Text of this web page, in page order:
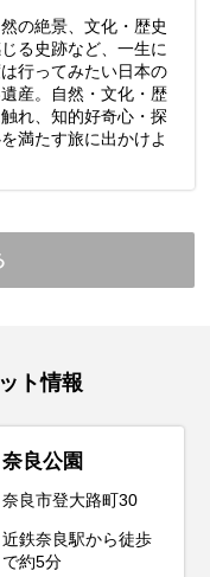
の絶景、文化・歴史
る史跡など、一生に
行ってみたい日本の
産。自然・文化・歴
れ、知的好奇心・探
満たす旅に出かけよ
ト情報
奈良公園
奈良市登大路町30
近鉄奈良駅から徒歩
で約5分